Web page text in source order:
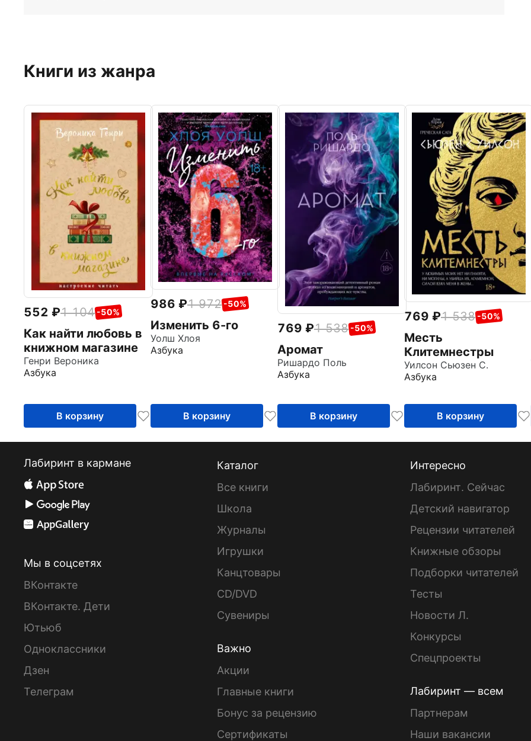
Книги из жанра
552 1 104 -50%
Как найти любовь в
книжном магазине
Генри Вероника
Азбука
В корзину
986 1 972 -50%
Изменить 6-го
Уолш Хлоя
Азбука
В корзину
769 1 538 -50%
Аромат
Ришардо Поль
Азбука
В корзину
769 1 538 -50%
Месть
Клитемнестры
Уилсон Сьюзен С.
Азбука
В корзину
Лабиринт в кармане
Мы в соцсетях
ВКонтакте
ВКонтакте. Дети
Ютьюб
Одноклассники
Дзен
Телеграм
Каталог
Все книги
Школа
Журналы
Игрушки
Канцтовары
CD/DVD
Сувениры
Важно
Акции
Главные книги
Бонус за рецензию
Сертификаты
Интересно
Лабиринт. Сейчас
Детский навигатор
Рецензии читателей
Книжные обзоры
Подборки читателей
Тесты
Новости Л.
Конкурсы
Спецпроекты
Лабиринт — всем
Партнерам
Наши вакансии